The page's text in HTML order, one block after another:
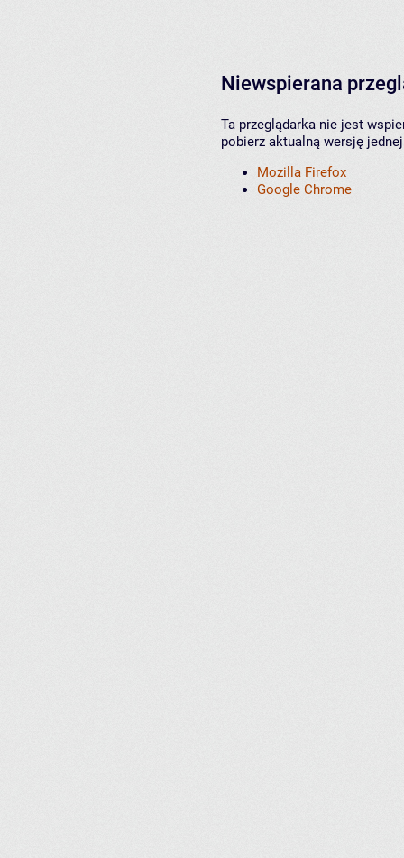
Niewspierana
Ta przeglądarka nie jest
pobierz aktualną wersję
Mozilla Firefox
Google Chrome